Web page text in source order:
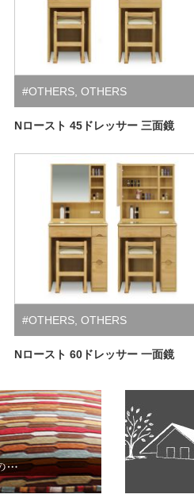
#OTHERS OTHERS
Nロースト 45ドレッサー 三面鏡
#OTHERS OTHERS
Nロースト 60ドレッサー 一面鏡